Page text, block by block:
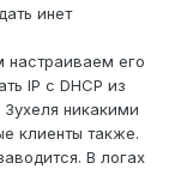
инет
настраиваем его
IP с DHCP из
Зухеля никакими
клиенты также.
В логах